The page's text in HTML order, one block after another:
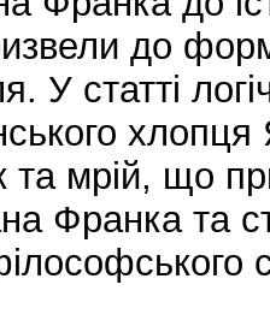
до
У статті
хлопця
та мрій, що
Франка та